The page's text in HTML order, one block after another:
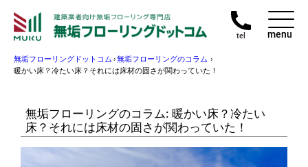
tel menu
無垢フローリングドットコム›無垢フローリングのコラム ›
暖かい床？冷たい床？それには床材の固さが関わっていた！
無垢フローリングのコラム: 暖かい床？冷たい
床？それには床材の固さが関わっていた！